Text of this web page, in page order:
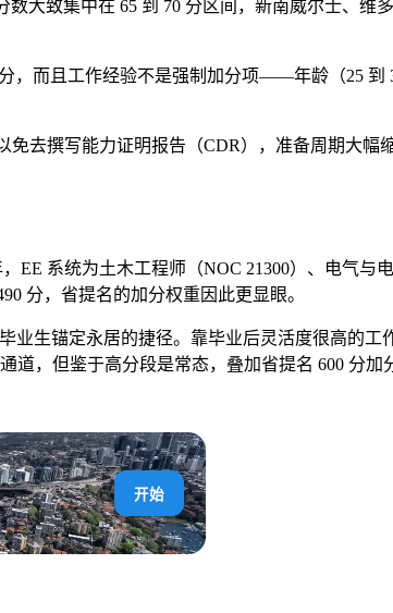
数大致集中在 65 到 70 分区间，新南威尔士、维
，而且工作经验不是强制加分项——年龄（25 到
免去撰写能力证明报告（CDR），准备周期大幅
EE 系统为土木工程师（NOC 21300）、电气与
分，省提名的加分权重因此更显眼。
生锚定永居的捷径。靠毕业后灵活度很高的工
，但鉴于高分段是常态，叠加省提名 600 分加
开始